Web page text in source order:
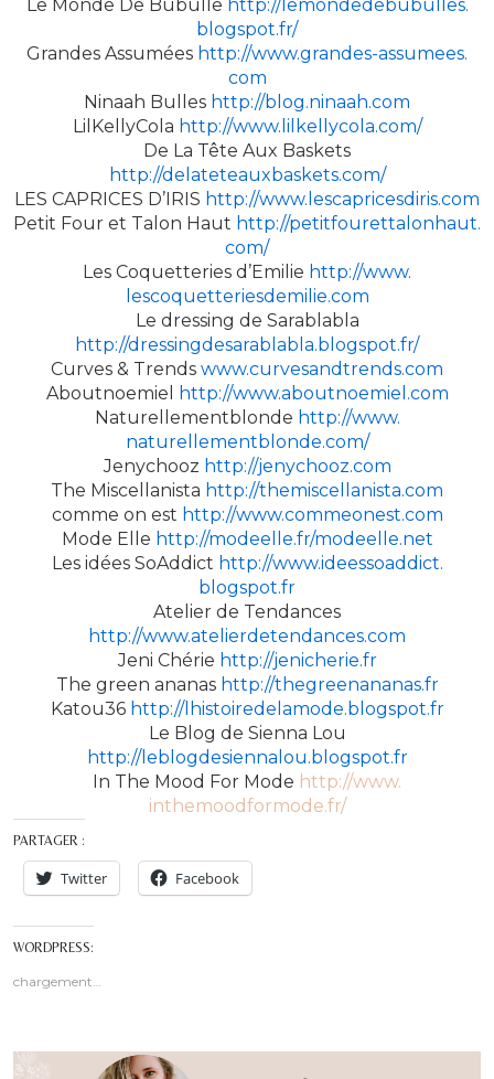
Le Monde De Bubulle http://lemondedebubulles.
blogspot.fr/
Grandes Assumées http://www.grandes-assumees.
com
Ninaah Bulles http://blog.ninaah.com
LilKellyCola http://www.lilkellycola.com/
De La Tête Aux Baskets
http://delateteauxbaskets.com/
LES CAPRICES D’IRIS http://www.lescapricesdiris.com
Petit Four et Talon Haut http://petitfourettalonhaut.
com/
Les Coquetteries d’Emilie http://www.
lescoquetteriesdemilie.com
Le dressing de Sarablabla
http://dressingdesarablabla.blogspot.fr/
Curves & Trends www.curvesandtrends.com
Aboutnoemiel
http://www.aboutnoemiel.com
Naturellementblonde http://www.
naturellementblonde.com/
Jenychooz http://jenychooz.com
The Miscellanista http://themiscellanista.com
comme on est http://www.commeonest.com
Mode Elle http://modeelle.fr/modeelle.net
Les idées SoAddict http://www.ideessoaddict.
blogspot.fr
Atelier de Tendances
http://www.atelierdetendances.com
Jeni Chérie http://jenicherie.fr
The green ananas http://thegreenananas.fr
Katou36 http://lhistoiredelamode.blogspot.fr
Le Blog de Sienna Lou
http://leblogdesiennalou.blogspot.fr
In The Mood For Mode http://www.
inthemoodformode.fr/
PARTAGER :
Twitter Facebook
WORDPRESS:
chargement…